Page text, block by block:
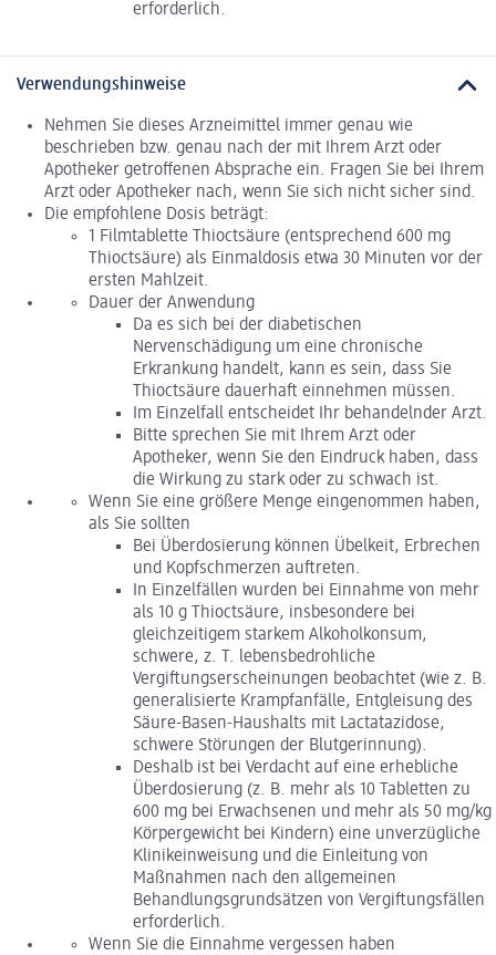
erforderlich.
Verwendungshinweise
Nehmen Sie dieses Arzneimittel immer genau wie
beschrieben bzw. genau nach der mit Ihrem Arzt oder
Apotheker getroffenen Absprache ein. Fragen Sie bei Ihrem
Arzt oder Apotheker nach, wenn Sie sich nicht sicher sind.
Die empfohlene Dosis beträgt:
1 Filmtablette Thioctsäure (entsprechend 600 mg
Thioctsäure) als Einmaldosis etwa 30 Minuten vor der
ersten Mahlzeit.
Dauer der Anwendung
Da es sich bei der diabetischen
Nervenschädigung um eine chronische
Erkrankung handelt, kann es sein, dass Sie
Thioctsäure dauerhaft einnehmen müssen.
Im Einzelfall entscheidet Ihr behandelnder Arzt.
Bitte sprechen Sie mit Ihrem Arzt oder
Apotheker, wenn Sie den Eindruck haben, dass
die Wirkung zu stark oder zu schwach ist.
Wenn Sie eine größere Menge eingenommen haben,
als Sie sollten
Bei Überdosierung können Übelkeit, Erbrechen
und Kopfschmerzen auftreten.
In Einzelfällen wurden bei Einnahme von mehr
als 10 g Thioctsäure, insbesondere bei
gleichzeitigem starkem Alkoholkonsum,
schwere, z. T. lebensbedrohliche
Vergiftungserscheinungen beobachtet (wie z. B.
generalisierte Krampfanfälle, Entgleisung des
Säure-Basen-Haushalts mit Lactatazidose,
schwere Störungen der Blutgerinnung).
Deshalb ist bei Verdacht auf eine erhebliche
Überdosierung (z. B. mehr als 10 Tabletten zu
600 mg bei Erwachsenen und mehr als 50 mg/kg
Körpergewicht bei Kindern) eine unverzügliche
Klinikeinweisung und die Einleitung von
Maßnahmen nach den allgemeinen
Behandlungsgrundsätzen von Vergiftungsfällen
erforderlich.
Wenn Sie die Einnahme vergessen haben